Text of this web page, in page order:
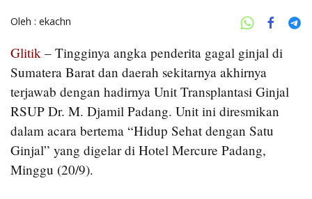
Oleh : ekachn
Glitik – Tingginya angka penderita gagal ginjal di
Sumatera Barat dan daerah sekitarnya akhirnya
terjawab dengan hadirnya Unit Transplantasi Ginjal
RSUP Dr. M. Djamil Padang. Unit ini diresmikan
dalam acara bertema “Hidup Sehat dengan Satu
Ginjal” yang digelar di Hotel Mercure Padang,
Minggu (20/9).